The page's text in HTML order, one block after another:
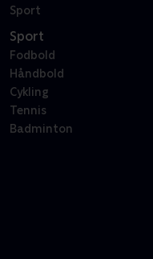
Sport
Sport
Fodbold
Håndbold
Cykling
Tennis
Badminton